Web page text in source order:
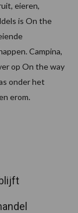
eieren,
is On the
Campina,
op On the way
onder het
erom.